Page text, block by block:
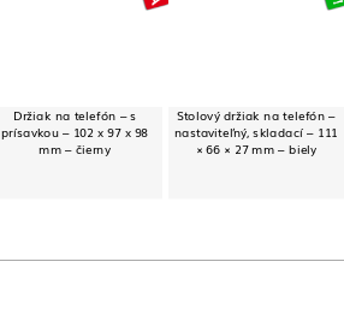
Držiak na telefón – s
prísavkou – 102 x 97 x 98
mm – čierny
Stolový držiak na telefón –
nastaviteľný, skladací – 111
× 66 × 27 mm – biely